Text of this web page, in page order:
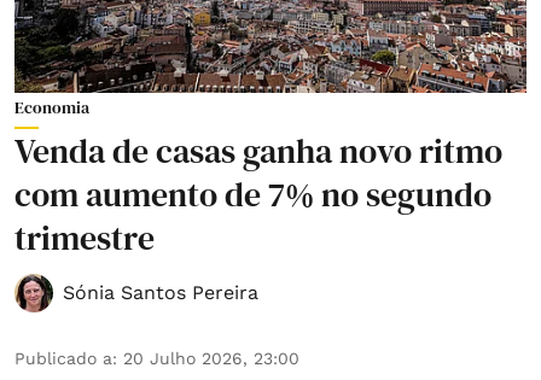
Economia
Venda de casas ganha novo ritmo
com aumento de 7% no segundo
trimestre
Sónia Santos Pereira
Publicado a: 20 Julho 2026, 23:00